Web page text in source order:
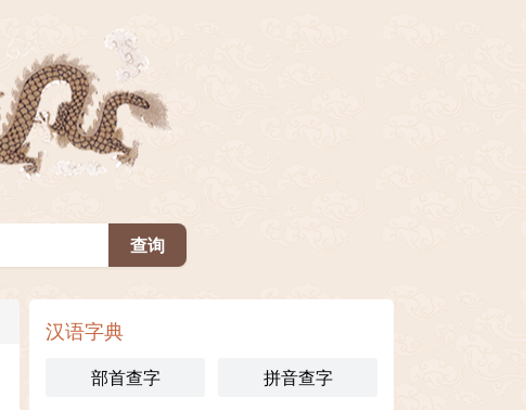
汉语字典
部首查字 拼音查字